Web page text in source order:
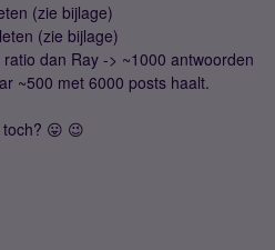
(zie bijlage)
(zie bijlage)
dan Ray -> ~1000 antwoorden
~500 met 6000 posts haalt.
😛 😉